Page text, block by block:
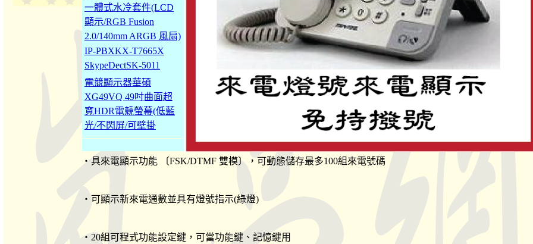
一體式水冷套件(LCD
顯示/RGB Fusion
2.0/140mm ARGB 風扇)
IP-PBXKX-T7665X
SkypeDectSK-5011
電競顯示器華碩
XG49VQ 49吋曲面超
寬HDR電競螢幕(低藍
光/不閃屏/可壁掛
‧具來電顯示功能 〔FSK/DTMF 雙模〕，可動態儲存最多100組來電號碼
‧可顯示新來電通數並具有燈號指示(綠燈)
‧20組可程式功能設定鍵，可當功能鍵、記憶鍵用